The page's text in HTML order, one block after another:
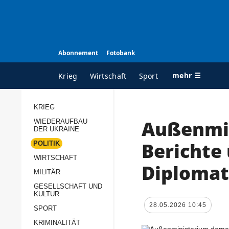
Abonnement Fotobank
Krieg Wirtschaft Sport mehr ☰
ALLE RUBRIKEN
Wiederaufbau der
Politik
Militär
KRIEG
WIEDERAUFBAU
DER UKRAINE
POLITIK
WIRTSCHAFT
MILITÄR
GESELLSCHAFT UND
KULTUR
SPORT
KRIMINALITÄT
Berichte
28.05.2026 10:45